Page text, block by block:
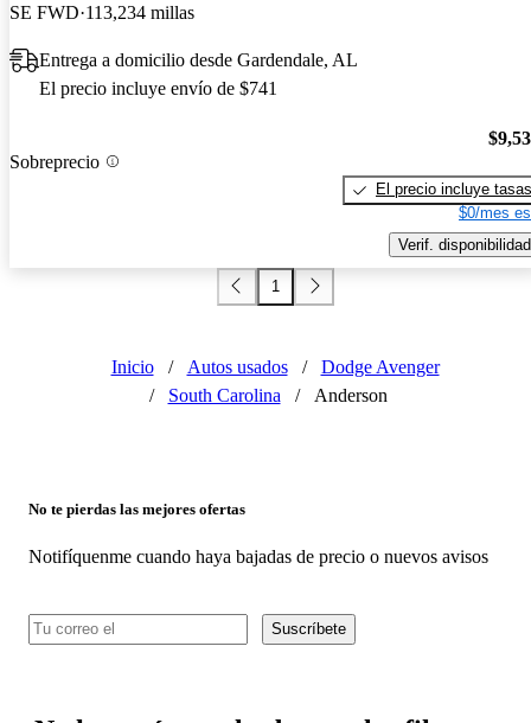
SE FWD 113,234 millas
Entrega a domicilio desde Gardendale, AL
El precio incluye envío de $741
Sobreprecio
El precio incluye tasas
$0/mes
Verif. disponibilidad
1
Inicio / Autos usados /
Dodge Avenger
/
South Carolina / Anderson
No te pierdas las mejores ofertas
Notifíquenme cuando haya bajadas de precio o nuevos avisos
Suscríbete